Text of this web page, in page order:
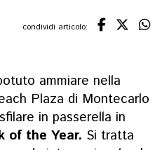
condividi articolo:
ammiare nella
Plaza di Montecarlo
in passerella in
of the Year. Si tratta